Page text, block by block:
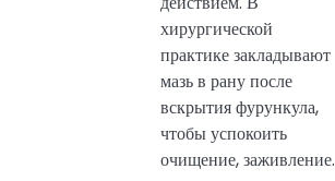
хирургической
практике закладывают
мазь в рану после
вскрытия фурункула,
чтобы успокоить
очищение, заживление.